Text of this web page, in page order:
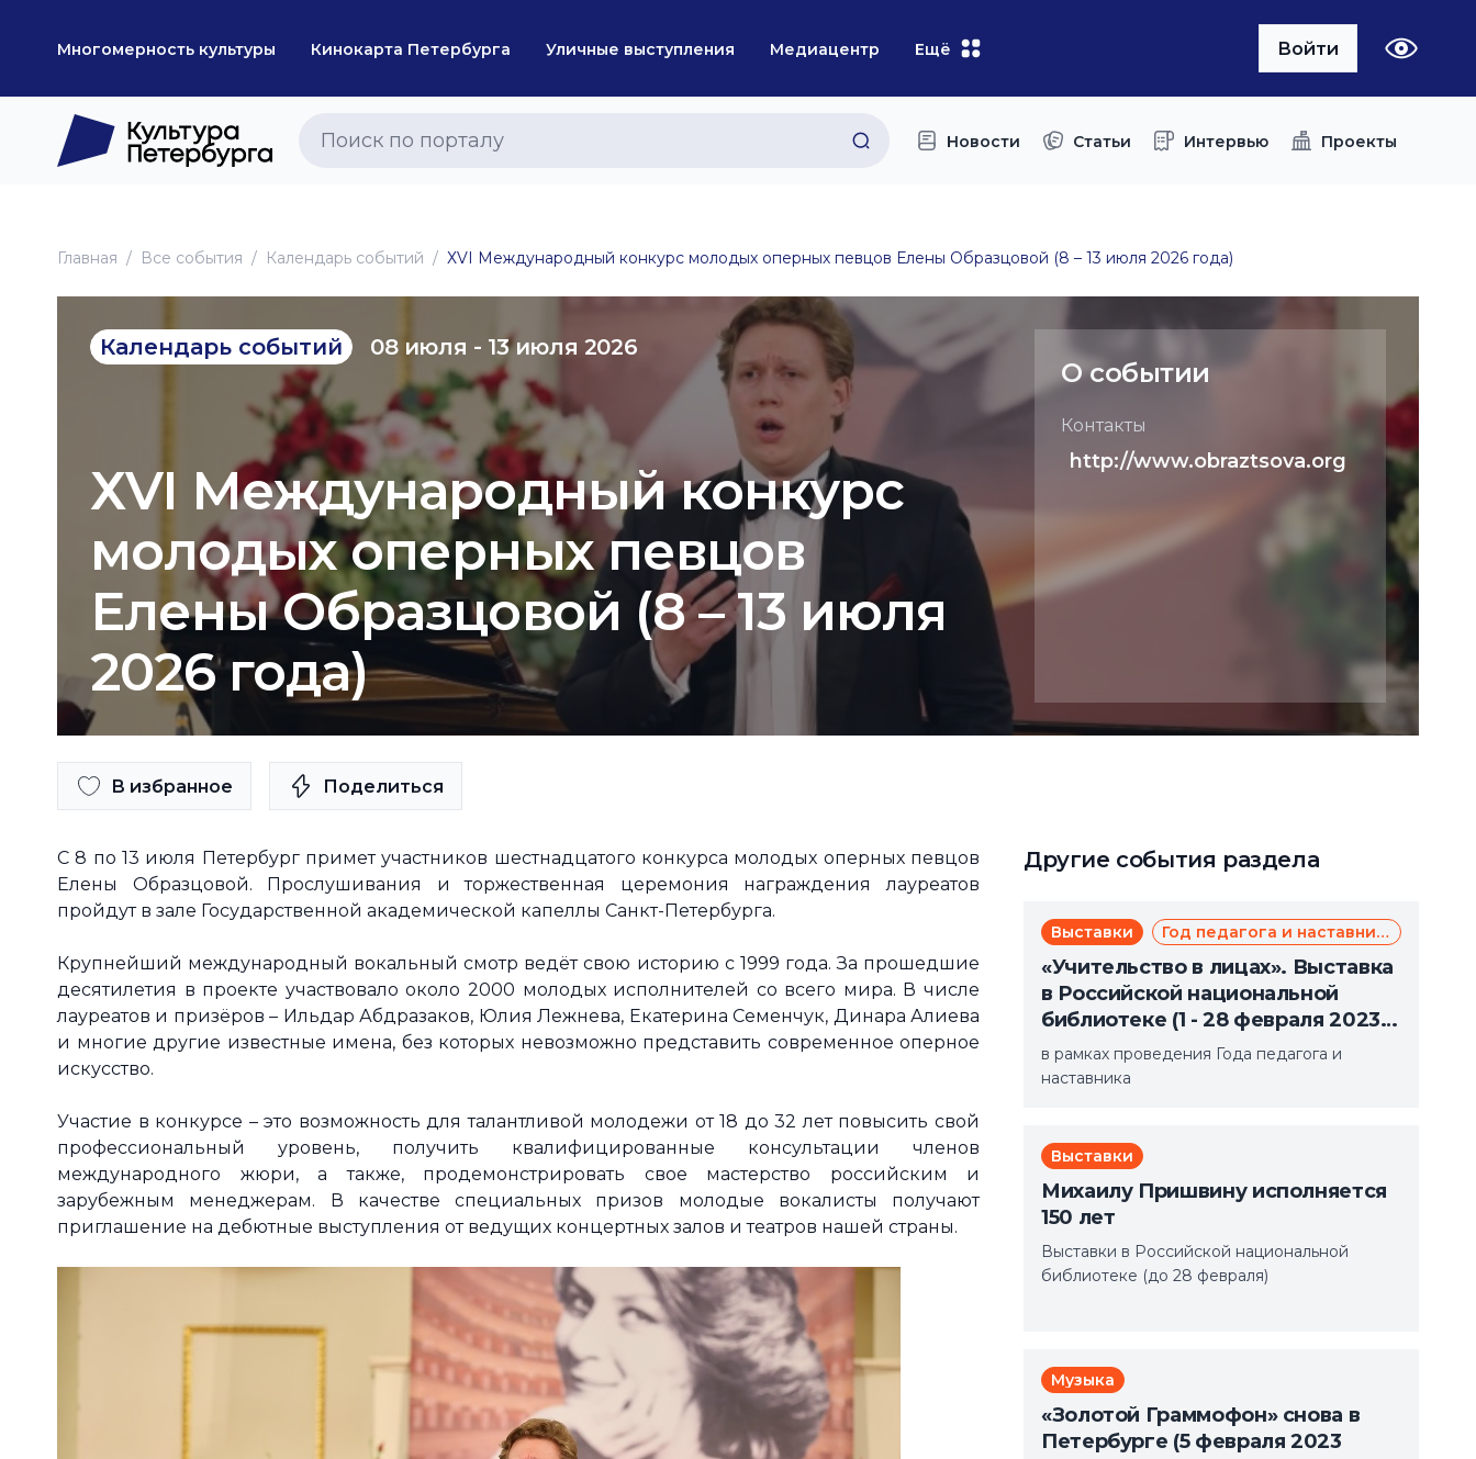
Многомерность культуры Кинокарта Петербурга Уличные выступления Медиацентр Ещё Войти
Новости Статьи Интервью Проекты
Главная Все события Календарь событий ХVI Международный конкурс молодых оперных певцов Елены Образцовой (8 – 13 июля 2026 года)
Календарь событий 08 июля - 13 июля 2026
ХVI Международный конкурс
молодых оперных певцов
Елены Образцовой (8 – 13 июля
2026 года)
О событии
Контакты
http://www.obraztsova.org
В избранное Поделиться
С 8 по 13 июля Петербург примет участников шестнадцатого конкурса молодых оперных певцов
Елены Образцовой. Прослушивания и торжественная церемония награждения лауреатов
пройдут в зале Государственной академической капеллы Санкт-Петербурга.
Крупнейший международный вокальный смотр ведёт свою историю с 1999 года. За прошедшие
десятилетия в проекте участвовало около 2000 молодых исполнителей со всего мира. В числе
лауреатов и призёров – Ильдар Абдразаков, Юлия Лежнева, Екатерина Семенчук, Динара Алиева
и многие другие известные имена, без которых невозможно представить современное оперное
искусство.
Участие в конкурсе – это возможность для талантливой молодежи от 18 до 32 лет повысить свой
профессиональный уровень, получить квалифицированные консультации членов
международного жюри, а также, продемонстрировать свое мастерство российским и
зарубежным менеджерам. В качестве специальных призов молодые вокалисты получают
приглашение на дебютные выступления от ведущих концертных залов и театров нашей страны.
Другие события раздела
Выставки Год педагога и наставника
«Учительство в лицах». Выставка
в Российской национальной
библиотеке (1 - 28 февраля 2023
года)
в рамках проведения Года педагога и
наставника
Выставки
Михаилу Пришвину исполняется
150 лет
Выставки в Российской национальной
библиотеке (до 28 февраля)
Музыка
«Золотой Граммофон» снова в
Петербурге (5 февраля 2023